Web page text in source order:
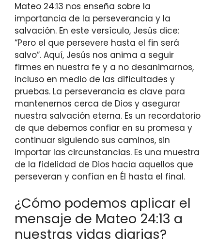
Mateo 24:13 nos enseña sobre la
importancia de la perseverancia y la
salvación. En este versículo, Jesús dice:
“Pero el que persevere hasta el fin será
salvo”. Aquí, Jesús nos anima a seguir
firmes en nuestra fe y a no desanimarnos,
incluso en medio de las dificultades y
pruebas. La perseverancia es clave para
mantenernos cerca de Dios y asegurar
nuestra salvación eterna. Es un recordatorio
de que debemos confiar en su promesa y
continuar siguiendo sus caminos, sin
importar las circunstancias. Es una muestra
de la fidelidad de Dios hacia aquellos que
perseveran y confían en Él hasta el final.
¿Cómo podemos aplicar el
mensaje de Mateo 24:13 a
nuestras vidas diarias?